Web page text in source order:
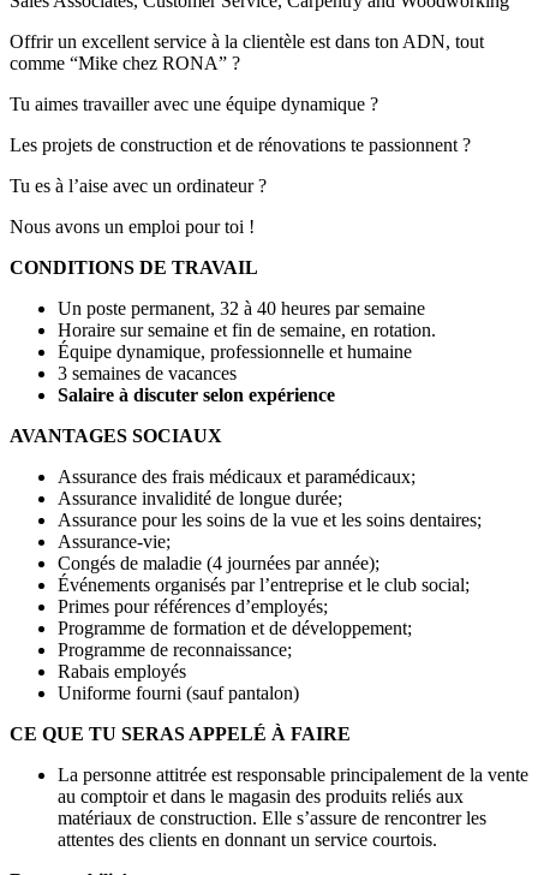
Offrir un excellent service à la clientèle est dans ton ADN, tout
comme “Mike chez RONA” ?
Tu aimes travailler avec une équipe dynamique ?
Les projets de construction et de rénovations te passionnent ?
Tu es à l’aise avec un ordinateur ?
Nous avons un emploi pour toi !
CONDITIONS DE TRAVAIL
Un poste permanent, 32 à 40 heures par semaine
Horaire sur semaine et fin de semaine, en rotation.
Équipe dynamique, professionnelle et humaine
3 semaines de vacances
Salaire à discuter selon expérience
AVANTAGES SOCIAUX
Assurance des frais médicaux et paramédicaux;
Assurance invalidité de longue durée;
Assurance pour les soins de la vue et les soins dentaires;
Assurance-vie;
Congés de maladie (4 journées par année);
Événements organisés par l’entreprise et le club social;
Primes pour références d’employés;
Programme de formation et de développement;
Programme de reconnaissance;
Rabais employés
Uniforme fourni (sauf pantalon)
CE QUE TU SERAS APPELÉ À FAIRE
La personne attitrée est responsable principalement de la vente
au comptoir et dans le magasin des produits reliés aux
matériaux de construction. Elle s’assure de rencontrer les
attentes des clients en donnant un service courtois.